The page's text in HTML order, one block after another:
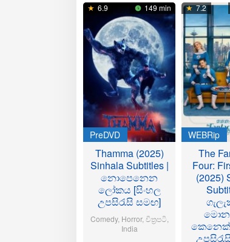
6.9 149 min
PreDVD
Thamma (2025)
Sinhala Subtitles |
නොපෙනෙන
ලෝකය [සිංහල
උපසිරැසි සමඟ]
Comedy, Horror, චිත්‍රපටි
India
7.2
WEBRip
The
Four:
(2025)